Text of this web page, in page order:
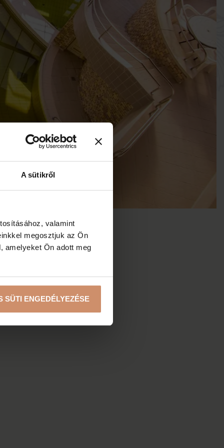
A sütikről
valamint
megosztjuk az Ön
amelyeket Ön adott meg
SÜTI ENGEDÉLYEZÉSE